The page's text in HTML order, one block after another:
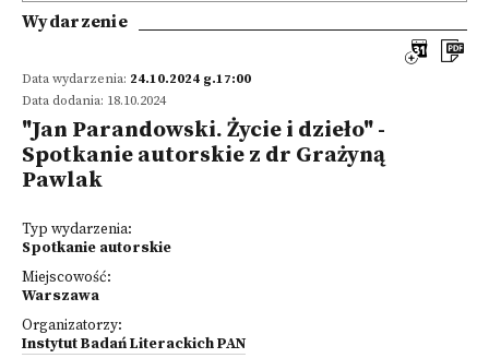
Wydarzenie
Data wydarzenia: 24.10.2024 g.17:00
Data dodania: 18.10.2024
"Jan Parandowski. Życie i dzieło" -
Spotkanie autorskie z dr Grażyną
Pawlak
Typ wydarzenia:
Spotkanie autorskie
Miejscowość:
Warszawa
Organizatorzy:
Instytut Badań Literackich PAN